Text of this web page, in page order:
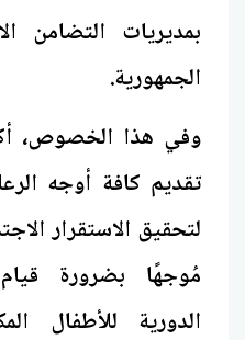
بمديريات التضامن
الجمهورية.
وفي هذا الخصوص،
تقديم كافة أوجه
لتحقيق الاستقرار
مُوجهًا بضرورة
الدورية للأطفال